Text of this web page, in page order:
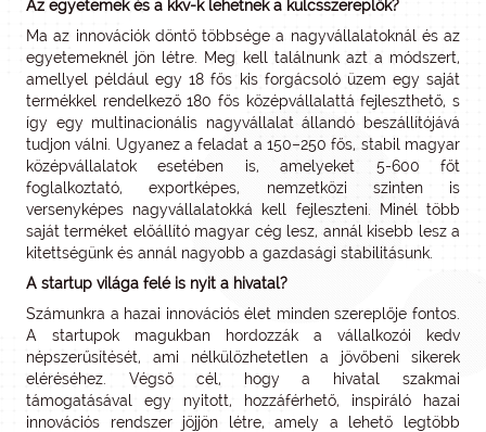
Az egyetemek és a kkv-k lehetnek a kulcsszereplők?
Ma az innovációk döntő többsége a nagyvállalatoknál és az
egyetemeknél jön létre. Meg kell találnunk azt a módszert,
amellyel például egy 18 fős kis forgácsoló üzem egy saját
termékkel rendelkező 180 fős középvállalattá fejleszthető, s
így egy multinacionális nagyvállalat állandó beszállítójává
tudjon válni. Ugyanez a feladat a 150–250 fős, stabil magyar
középvállalatok esetében is, amelyeket 5-600 főt
foglalkoztató, exportképes, nemzetközi szinten is
versenyképes nagyvállalatokká kell fejleszteni. Minél több
saját terméket előállító magyar cég lesz, annál kisebb lesz a
kitettségünk és annál nagyobb a gazdasági stabilitásunk.
A startup világa felé is nyit a hivatal?
Számunkra a hazai innovációs élet minden szereplője fontos.
A startupok magukban hordozzák a vállalkozói kedv
népszerűsítését, ami nélkülözhetetlen a jövőbeni sikerek
eléréséhez. Végső cél, hogy a hivatal szakmai
támogatásával egy nyitott, hozzáférhető, inspiráló hazai
innovációs rendszer jöjjön létre, amely a lehető legtöbb